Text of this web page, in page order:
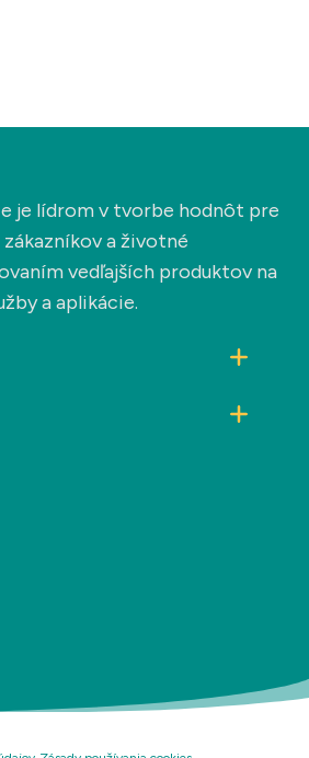
je lídrom v tvorbe hodnôt pre
a životné
vedľajších produktov na
a aplikácie.